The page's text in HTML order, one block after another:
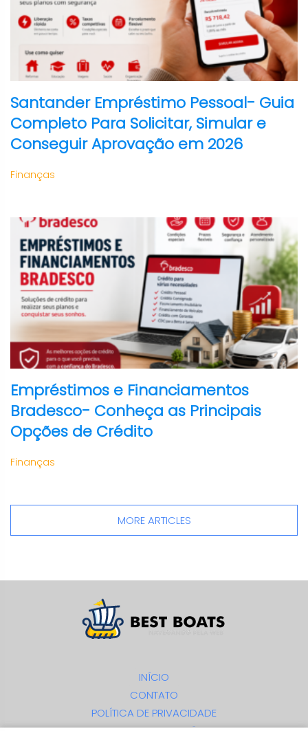
Santander Empréstimo Pessoal- Guia
Completo Para Solicitar, Simular e
Conseguir Aprovação em 2026
Finanças
Empréstimos e Financiamentos
Bradesco- Conheça as Principais
Opções de Crédito
Finanças
MORE ARTICLES
INÍCIO
CONTATO
POLÍTICA DE PRIVACIDADE